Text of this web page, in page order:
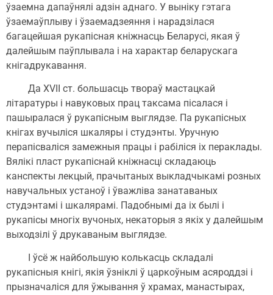
ўзаемна дапаўнялі адзін аднаго. У выніку гэтага
ўзаемаўплыву і ўзаемадзеяння і нарадзілася
багацейшая рукапісная кніжнасць Беларусі, якая ў
далейшым паўплывала і на характар беларускага
кнігадрукавання.
Да XVII ст. большасць твораў мастацкай
літаратуры і навуковых прац таксама пісалася і
пашыралася ў рукапісным выглядзе. Па рукапісных
кнігах вучыліся шкаляры і студэнты. Уручную
перапісваліся замежныя працы і рабіліся іх пераклады.
Вялікі пласт рукапіснай кніжнасці складаюць
канспекты лекцый, прачытаных выкладчыкамі розных
навучальных устаноў і ўважліва занатаваных
студэнтамі і шкалярамі. Падобнымі да іх былі і
рукапісы многіх вучоных, некаторыя з якіх у далейшым
выходзілі ў друкаваным выглядзе.
І ўсё ж найбольшую колькасць складалі
рукапісныя кнігі, якія ўзніклі ў царкоўным асяроддзі і
прызначаліся для ўжывання ў храмах, манастырах,